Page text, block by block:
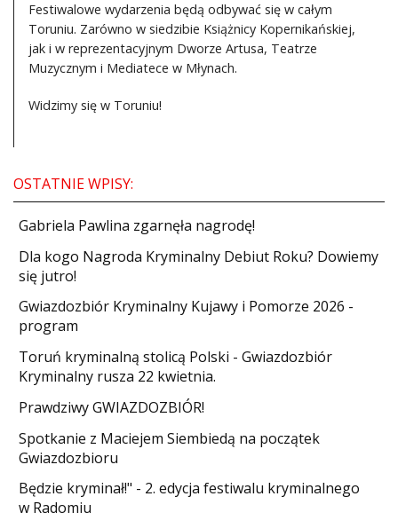
Festiwalowe wydarzenia będą odbywać się w całym
Toruniu. Zarówno w siedzibie Książnicy Kopernikańskiej,
jak i w reprezentacyjnym Dworze Artusa, Teatrze
Muzycznym i Mediatece w Młynach.
Widzimy się w Toruniu!
OSTATNIE WPISY:
Gabriela Pawlina zgarnęła nagrodę!
Dla kogo Nagroda Kryminalny Debiut Roku? Dowiemy
się jutro!
Gwiazdozbiór Kryminalny Kujawy i Pomorze 2026 -
program
Toruń kryminalną stolicą Polski - Gwiazdozbiór
Kryminalny rusza 22 kwietnia.
​Prawdziwy GWIAZDOZBIÓR!
Spotkanie z Maciejem Siembiedą na początek
Gwiazdozbioru
​Będzie kryminał!" - 2. edycja festiwalu kryminalnego
w Radomiu